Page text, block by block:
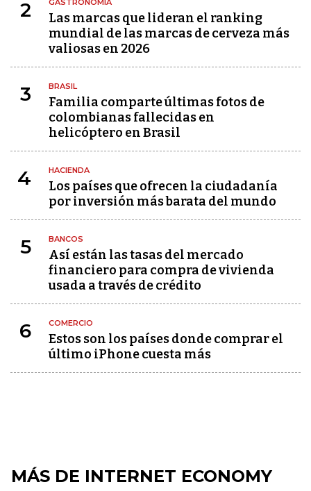
2 GASTRONOMÍA
Las marcas que lideran el ranking
mundial de las marcas de cerveza más
valiosas en 2026
3 BRASIL
Familia comparte últimas fotos de
colombianas fallecidas en
helicóptero en Brasil
4 HACIENDA
Los países que ofrecen la ciudadanía
por inversión más barata del mundo
5 BANCOS
Así están las tasas del mercado
financiero para compra de vivienda
usada a través de crédito
6 COMERCIO
Estos son los países donde comprar el
último iPhone cuesta más
MÁS DE INTERNET ECONOMY